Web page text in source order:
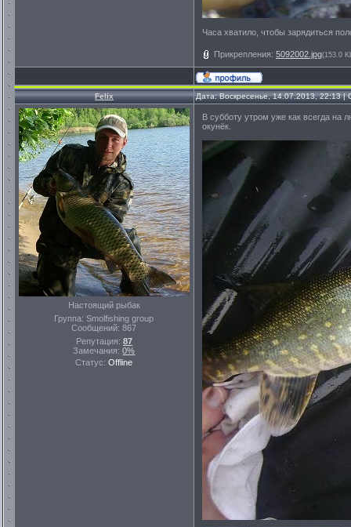
Часа хватило, чтобы зарядиться
Прикрепления: 5092002.jpg(153.0
Felix Дата: Воскресенье, 14.07.2013, 22:13
Настоящий рыбак
Группа: Smolfishing group
Сообщений:867
Репутация: 87
Замечания:0%
Статус:Offline
В субботу утром уже как всегда на
окунёк.